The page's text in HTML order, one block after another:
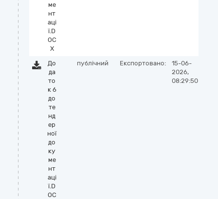
ме
нт
аці
ї.D
OC
X
До
да
то
к 6
до
те
нд
ер
ної
до
ку
ме
нт
аці
ї.D
OC
публічний Експортовано:
15-06-
2026,
08:29:50